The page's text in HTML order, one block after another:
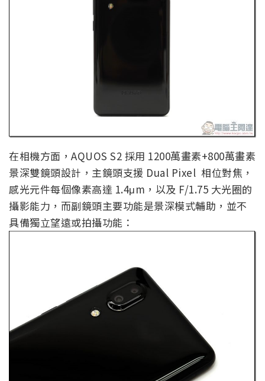
在相機方面，AQUOS S2 採用 1200萬畫素+800萬畫素
景深雙鏡頭設計，主鏡頭支援 Dual Pixel 相位對焦，
感光元件每個像素高達 1.4μm，以及 F/1.75 大光圈的
攝影能力，而副鏡頭主要功能是景深模式輔助，並不
具備獨立望遠或拍攝功能：